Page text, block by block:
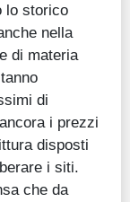
lo storico
nella
di materia
di
i prezzi
disposti
i siti.
che da